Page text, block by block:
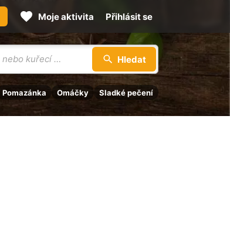
Hledat
Pomazánka Omáčky Sladké pečení
Moje aktivita Přihlásit se